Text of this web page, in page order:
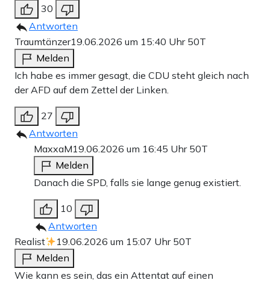
30
Antworten
Traumtänzer19.06.2026 um 15:40 Uhr 50T
Melden
Ich habe es immer gesagt, die CDU steht gleich nach
der AFD auf dem Zettel der Linken.
27
Antworten
MaxxaM19.06.2026 um 16:45 Uhr 50T
Melden
Danach die SPD, falls sie lange genug existiert.
10
Antworten
Realist
19.06.2026 um 15:07 Uhr 50T
Melden
Wie kann es sein, das ein Attentat auf einen